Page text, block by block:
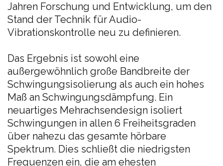
Jahren Forschung und Entwicklung, um den
Stand der Technik für Audio-
Vibrationskontrolle neu zu definieren.
Das Ergebnis ist sowohl eine
außergewöhnlich große Bandbreite der
Schwingungsisolierung als auch ein hohes
Maß an Schwingungsdämpfung. Ein
neuartiges Mehrachsendesign isoliert
Schwingungen in allen 6 Freiheitsgraden
über nahezu das gesamte hörbare
Spektrum. Dies schließt die niedrigsten
Frequenzen ein, die am ehesten